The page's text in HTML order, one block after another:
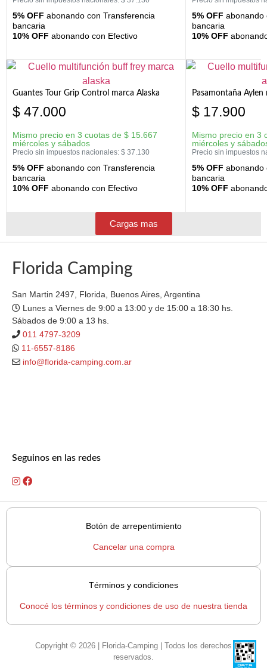
5% OFF abonando con Transferencia
bancaria
10% OFF abonando con Efectivo
5% OFF abonando
bancaria
10% OFF
Guantes Tour Grip Control marca Alaska
$ 47.000
Mismo precio en 3 cuotas de $ 15.667
miércoles y sábados
Precio sin impuestos nacionales: $ 37.130
5% OFF abonando con Transferencia
bancaria
10% OFF abonando con Efectivo
Pasamontaña Aylen
$ 17.900
Mismo precio en 3
miércoles y
Precio sin impuestos
5% OFF abonando
bancaria
10% OFF
Cargas mas
Florida Camping
San Martin 2497, Florida, Buenos Aires, Argentina
Lunes a Viernes de 9:00 a 13:00 y de 15:00 a 18:30 hs.
Sábados de 9:00 a 13 hs.
011 4797-3209
11-6557-8186
info@florida-camping.com.ar
Seguinos en las redes
Botón de arrepentimiento
Cancelar una compra
Términos y condiciones
Conocé los términos y condiciones de uso de nuestra tienda
Copyright © 2026 | Florida-Camping | Todos los derechos
reservados.